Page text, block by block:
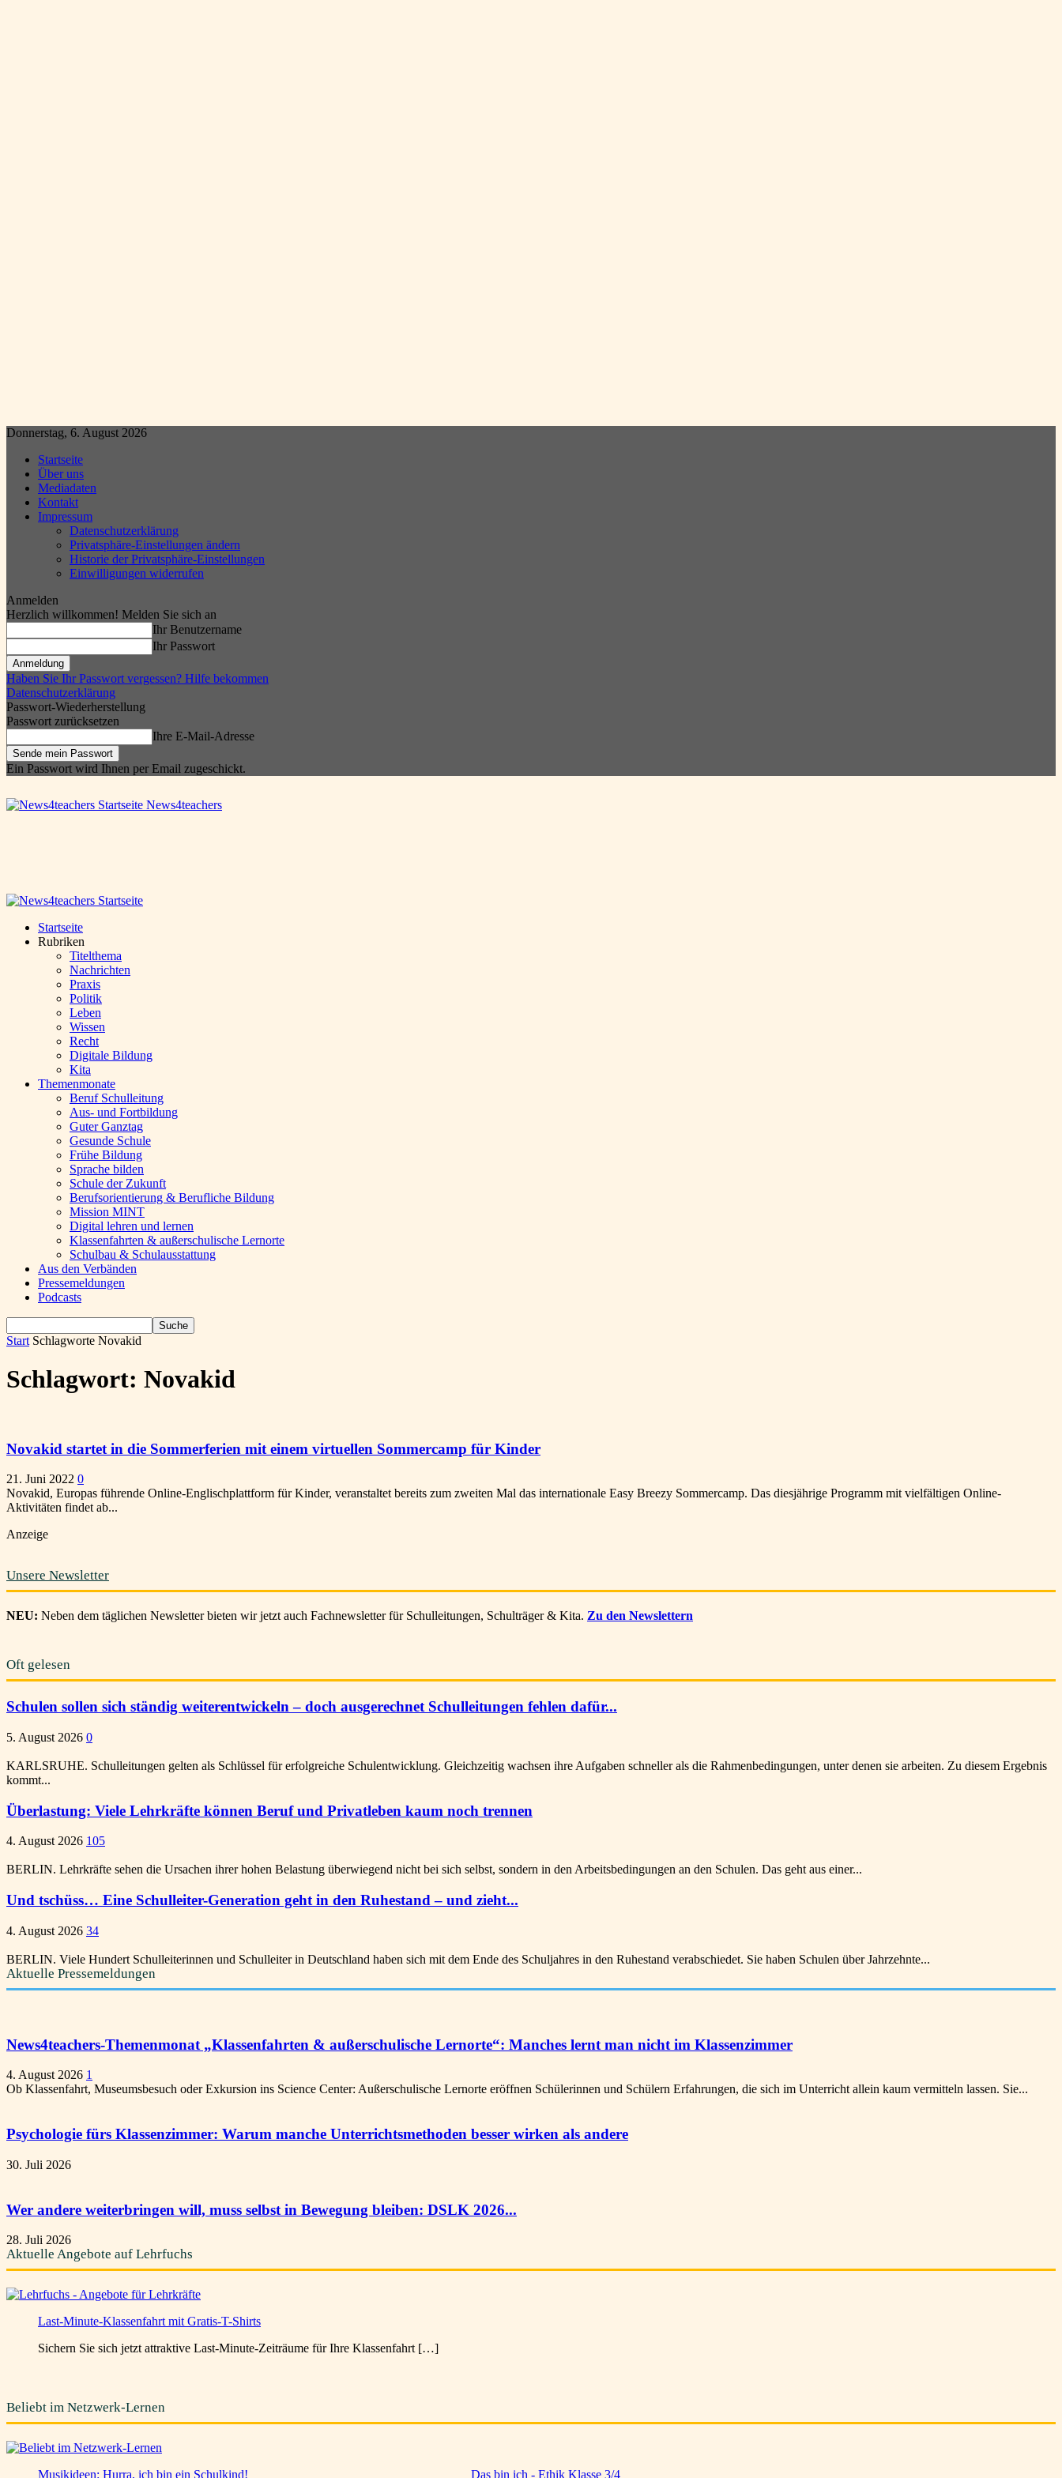
Donnerstag, 6. August 2026
Startseite
Über uns
Mediadaten
Kontakt
Impressum
Datenschutzerklärung
Privatsphäre-Einstellungen ändern
Historie der Privatsphäre-Einstellungen
Einwilligungen widerrufen
Anmelden
Herzlich willkommen! Melden Sie sich an
Ihr Benutzername
Ihr Passwort
Haben Sie Ihr Passwort vergessen? Hilfe bekommen
Datenschutzerklärung
Passwort-Wiederherstellung
Passwort zurücksetzen
Ihre E-Mail-Adresse
Ein Passwort wird Ihnen per Email zugeschickt.
News4teachers
Startseite
Rubriken
Titelthema
Nachrichten
Praxis
Politik
Leben
Wissen
Recht
Digitale Bildung
Kita
Themenmonate
Beruf Schulleitung
Aus- und Fortbildung
Guter Ganztag
Gesunde Schule
Frühe Bildung
Sprache bilden
Schule der Zukunft
Berufsorientierung & Berufliche Bildung
Mission MINT
Digital lehren und lernen
Klassenfahrten & außerschulische Lernorte
Schulbau & Schulausstattung
Aus den Verbänden
Pressemeldungen
Podcasts
Start Schlagworte Novakid
Schlagwort: Novakid
Novakid startet in die Sommerferien mit einem virtuellen Sommercamp für Kinder
21. Juni 2022 0
Novakid, Europas führende Online-Englischplattform für Kinder, veranstaltet bereits zum zweiten Mal das internationale Easy Breezy Sommercamp. Das diesjährige Programm mit vielfältigen Online-
Aktivitäten findet ab...
Anzeige
Unsere Newsletter
NEU: Neben dem täglichen Newsletter bieten wir jetzt auch Fachnewsletter für Schulleitungen, Schulträger & Kita. Zu den Newslettern
Oft gelesen
Schulen sollen sich ständig weiterentwickeln – doch ausgerechnet Schulleitungen fehlen dafür...
5. August 2026 0
KARLSRUHE. Schulleitungen gelten als Schlüssel für erfolgreiche Schulentwicklung. Gleichzeitig wachsen ihre Aufgaben schneller als die Rahmenbedingungen, unter denen sie arbeiten. Zu diesem Ergebnis
kommt...
Überlastung: Viele Lehrkräfte können Beruf und Privatleben kaum noch trennen
4. August 2026 105
BERLIN. Lehrkräfte sehen die Ursachen ihrer hohen Belastung überwiegend nicht bei sich selbst, sondern in den Arbeitsbedingungen an den Schulen. Das geht aus einer...
Und tschüss… Eine Schulleiter-Generation geht in den Ruhestand – und zieht...
4. August 2026 34
BERLIN. Viele Hundert Schulleiterinnen und Schulleiter in Deutschland haben sich mit dem Ende des Schuljahres in den Ruhestand verabschiedet. Sie haben Schulen über Jahrzehnte...
Aktuelle Pressemeldungen
News4teachers-Themenmonat „Klassenfahrten & außerschulische Lernorte“: Manches lernt man nicht im Klassenzimmer
4. August 2026 1
Ob Klassenfahrt, Museumsbesuch oder Exkursion ins Science Center: Außerschulische Lernorte eröffnen Schülerinnen und Schülern Erfahrungen, die sich im Unterricht allein kaum vermitteln lassen. Sie...
Psychologie fürs Klassenzimmer: Warum manche Unterrichtsmethoden besser wirken als andere
30. Juli 2026
Wer andere weiterbringen will, muss selbst in Bewegung bleiben: DSLK 2026...
28. Juli 2026
Aktuelle Angebote auf Lehrfuchs
Last-Minute-Klassenfahrt mit Gratis-T-Shirts
Sichern Sie sich jetzt attraktive Last-Minute-Zeiträume für Ihre Klassenfahrt […]
Beliebt im Netzwerk-Lernen
Musikideen: Hurra, ich bin ein Schulkind! Das bin ich - Ethik Klasse 3/4